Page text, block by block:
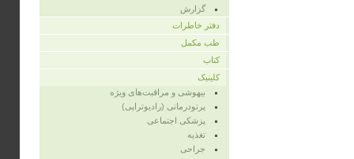
گزارش
دفتر خاطرات
طب مکمل
کتاب
کلینیک
بیهوشی و مراقبت‌های ویژه
پرتودرمانی (رادیوتراپی)
پزشکی اجتماعی
تغذیه
جراحی